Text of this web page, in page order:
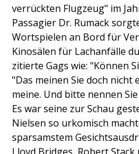
verrückten Flugzeug" im
Passagier Dr. Rumack
Wortspielen an Bord für
Kinosälen für Lachanfälle
zitierte Gags wie: "Können
"Das meinen Sie doch nicht
meine. Und bitte nennen
Es war seine zur Schau
Nielsen so urkomisch
sparsamstem